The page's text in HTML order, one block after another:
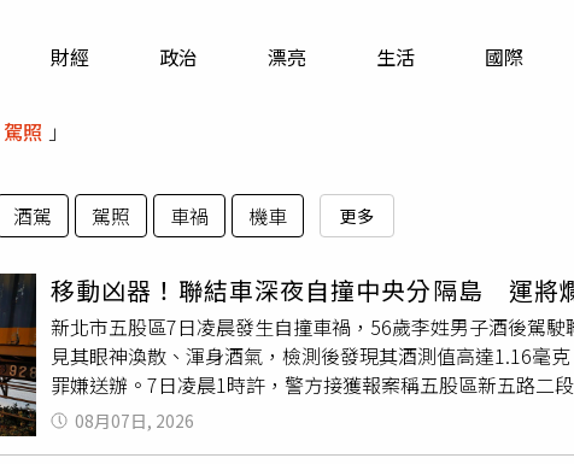
運勢
財經 政治 漂亮 生活 國際
駕照 」
酒駕 駕照 車禍 機車 更多
移動凶器！聯結車深夜自撞中央分隔島 運將
新北市五股區7日凌晨發生自撞車禍，56歲李姓男子酒後駕
見其眼神渙散、渾身酒氣，檢測後發現其酒測值高達1.16毫
罪嫌送辦。7日凌晨1時許，警方接獲報案稱五股區新五路二
派出所及交通分隊警力，立刻趕赴現場處置並了解狀況。警
板橋方向行駛，途中因不明原因自撞分隔島，強大撞擊力
08月07日, 2026